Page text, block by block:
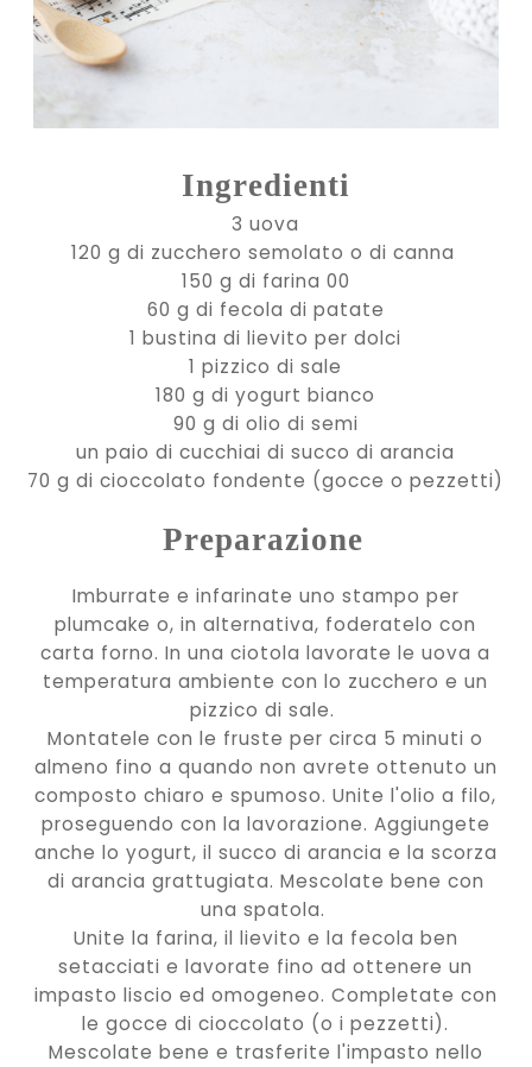
Ingredienti
3 uova
120 g di zucchero semolato o di canna
150 g di farina 00
60 g di fecola di patate
1 bustina di lievito per dolci
1 pizzico di sale
180 g di yogurt bianco
90 g di olio di semi
un paio di cucchiai di succo di arancia
70 g di cioccolato fondente (gocce o pezzetti)
Preparazione
Imburrate e infarinate uno stampo per
plumcake o, in alternativa, foderatelo con
carta forno. In una ciotola lavorate le uova a
temperatura ambiente con lo zucchero e un
pizzico di sale.
Montatele con le fruste per circa 5 minuti o
almeno fino a quando non avrete ottenuto un
composto chiaro e spumoso. Unite l'olio a filo,
proseguendo con la lavorazione. Aggiungete
anche lo yogurt, il succo di arancia e la scorza
di arancia grattugiata. Mescolate bene con
una spatola.
Unite la farina, il lievito e la fecola ben
setacciati e lavorate fino ad ottenere un
impasto liscio ed omogeneo. Completate con
le gocce di cioccolato (o i pezzetti).
Mescolate bene e trasferite l'impasto nello